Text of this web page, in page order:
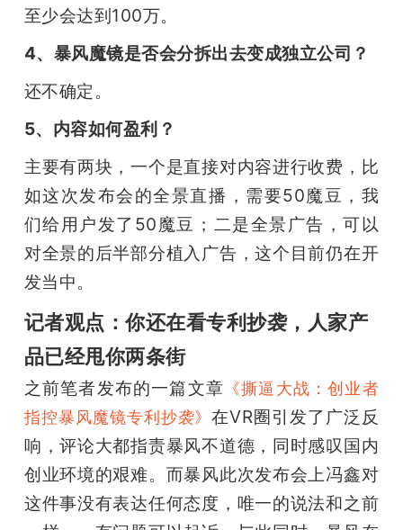
至少会达到100万。
4、暴风魔镜是否会分拆出去变成独立公司？
还不确定。
5、内容如何盈利？
主要有两块，一个是直接对内容进行收费，比
如这次发布会的全景直播，需要50魔豆，我
们给用户发了50魔豆；二是全景广告，可以
对全景的后半部分植入广告，这个目前仍在开
发当中。
记者观点：你还在看专利抄袭，人家产
品已经甩你两条街
之前笔者发布的一篇文章 《撕逼大战：创业者
指控暴风魔镜专利抄袭》在VR圈引发了广泛反
响，评论大都指责暴风不道德，同时感叹国内
创业环境的艰难。而暴风此次发布会上冯鑫对
这件事没有表达任何态度，唯一的说法和之前